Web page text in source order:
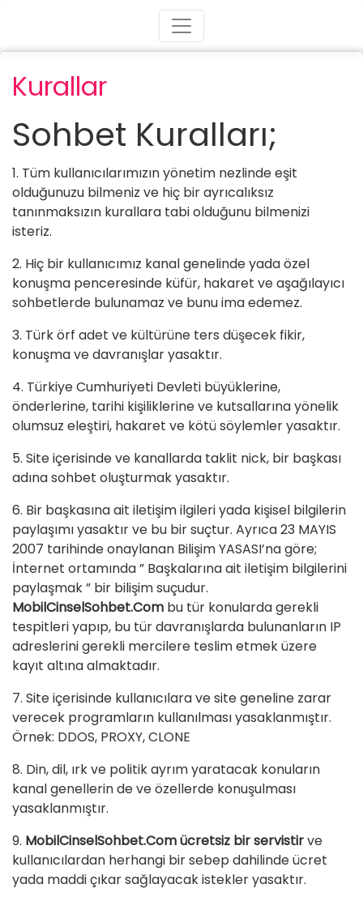
Kurallar
Sohbet Kuralları;
1. Tüm kullanıcılarımızın yönetim nezlinde eşit
olduğunuzu bilmeniz ve hiç bir ayrıcalıksız
tanınmaksızın kurallara tabi olduğunu bilmenizi
isteriz.
2. Hiç bir kullanıcımız kanal genelinde yada özel
konuşma penceresinde küfür, hakaret ve aşağılayıcı
sohbetlerde bulunamaz ve bunu ima edemez.
3. Türk örf adet ve kültürüne ters düşecek fikir,
konuşma ve davranışlar yasaktır.
4. Türkiye Cumhuriyeti Devleti büyüklerine,
önderlerine, tarihi kişiliklerine ve kutsallarına yönelik
olumsuz eleştiri, hakaret ve kötü söylemler yasaktır.
5. Site içerisinde ve kanallarda taklit nick, bir başkası
adına sohbet oluşturmak yasaktır.
6. Bir başkasına ait iletişim ilgileri yada kişisel bilgilerin
paylaşımı yasaktır ve bu bir suçtur. Ayrıca 23 MAYIS
2007 tarihinde onaylanan Bilişim YASASI’na göre;
İnternet ortamında ” Başkalarına ait iletişim bilgilerini
paylaşmak ” bir bilişim suçudur.
MobilCinselSohbet.Com bu tür konularda gerekli
tespitleri yapıp, bu tür davranışlarda bulunanların IP
adreslerini gerekli mercilere teslim etmek üzere
kayıt altına almaktadır.
7. Site içerisinde kullanıcılara ve site geneline zarar
verecek programların kullanılması yasaklanmıştır.
Örnek: DDOS, PROXY, CLONE
8. Din, dil, ırk ve politik ayrım yaratacak konuların
kanal genellerin de ve özellerde konuşulması
yasaklanmıştır.
9. MobilCinselSohbet.Com ücretsiz bir servistirve
kullanıcılardan herhangi bir sebep dahilinde ücret
yada maddi çıkar sağlayacak istekler yasaktır.